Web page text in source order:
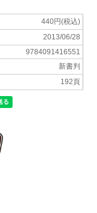
440円(税込)
2013/06/28
9784091416551
新書判
192頁